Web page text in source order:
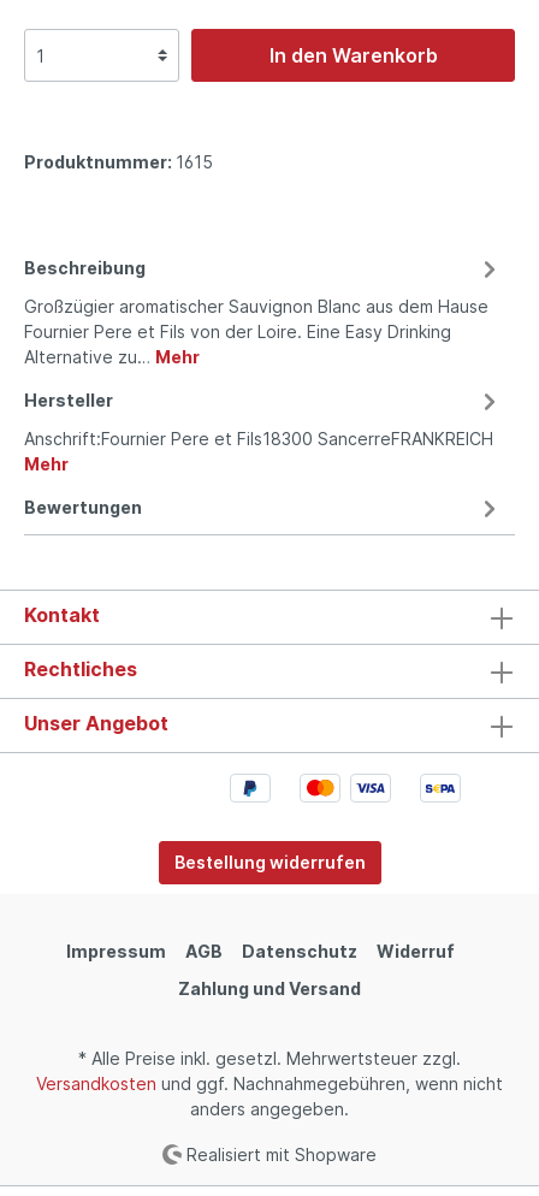
In den Warenkorb
Produktnummer: 1615
Beschreibung
Großzügier aromatischer Sauvignon Blanc aus dem Hause
Fournier Pere et Fils von der Loire. Eine Easy Drinking
Alternative zu… Mehr
Hersteller
Anschrift:Fournier Pere et Fils18300 SancerreFRANKREICH
Mehr
Bewertungen
Kontakt
Rechtliches
Unser Angebot
Bestellung widerrufen
Impressum AGB Datenschutz
Widerruf
Zahlung und Versand
* Alle Preise inkl. gesetzl. Mehrwertsteuer zzgl.
Versandkosten und ggf. Nachnahmegebühren, wenn nicht
anders angegeben.
Realisiert mit Shopware